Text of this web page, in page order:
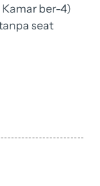
Kamar ber-4)
seat